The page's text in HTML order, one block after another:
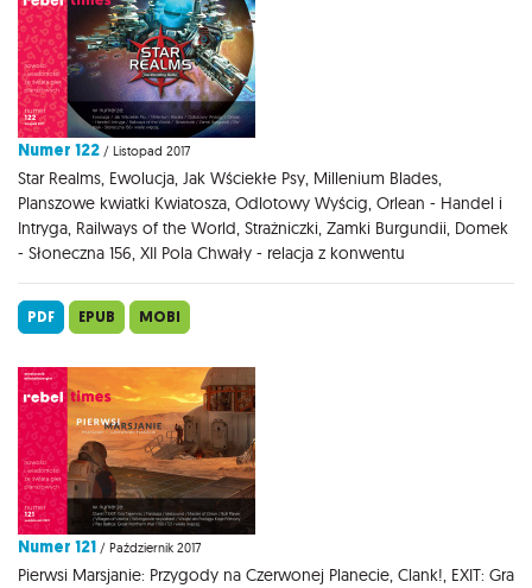
Numer 122 / Listopad 2017
Star Realms, Ewolucja, Jak Wściekłe Psy, Millenium Blades,
Planszowe kwiatki Kwiatosza, Odlotowy Wyścig, Orlean - Handel i
Intryga, Railways of the World, Strażniczki, Zamki Burgundii, Domek
- Słoneczna 156, XII Pola Chwały - relacja z konwentu
PDF EPUB MOBI
Numer 121 / Październik 2017
Pierwsi Marsjanie: Przygody na Czerwonej Planecie, Clank!, EXIT: Gra